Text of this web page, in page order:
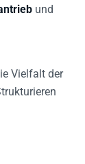
und
Vielfalt der